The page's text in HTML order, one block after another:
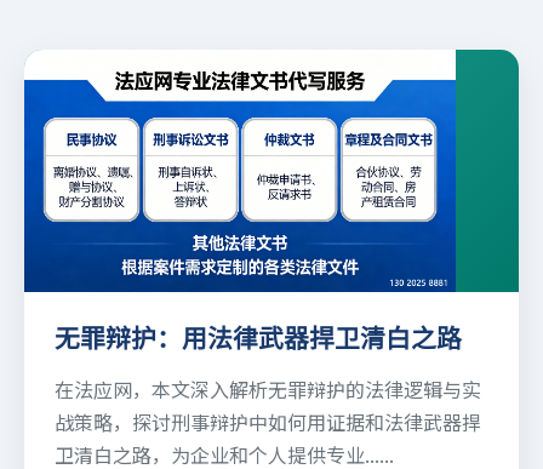
无罪辩护：用法律武器捍卫清白之路
在法应网，本文深入解析无罪辩护的法律逻辑与实
战策略，探讨刑事辩护中如何用证据和法律武器捍
卫清白之路，为企业和个人提供专业......